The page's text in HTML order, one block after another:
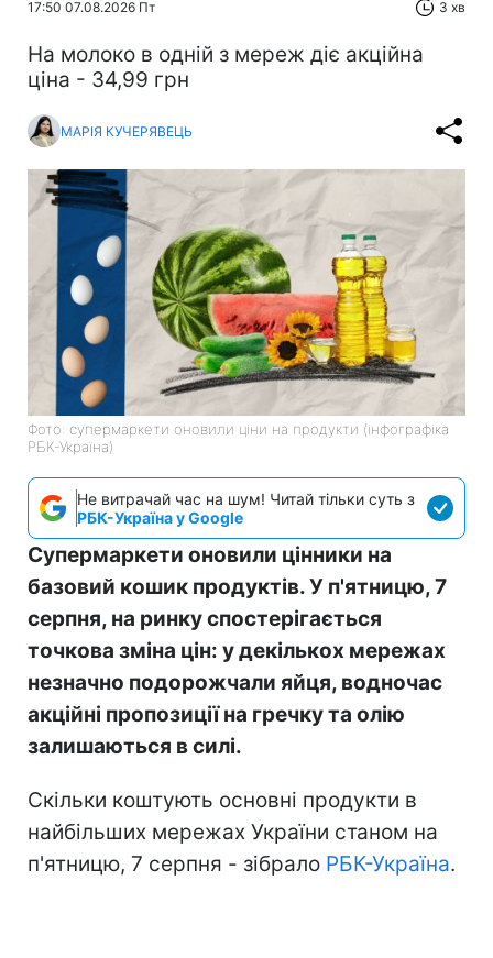
17:50 07.08.2026 Пт 3 хв
На молоко в одній з мереж діє акційна
ціна - 34,99 грн
МАРІЯ КУЧЕРЯВЕЦЬ
Фото: супермаркети оновили ціни на продукти (інфографіка
РБК-Україна)
Не витрачай час на шум! Читай тільки суть з
РБК-Україна у Google
Супермаркети оновили цінники на
базовий кошик продуктів. У п'ятницю, 7
серпня, на ринку спостерігається
точкова зміна цін: у декількох мережах
незначно подорожчали яйця, водночас
акційні пропозиції на гречку та олію
залишаються в силі.
Скільки коштують основні продукти в
найбільших мережах України станом на
п'ятницю, 7 серпня - зібрало РБК-Україна.